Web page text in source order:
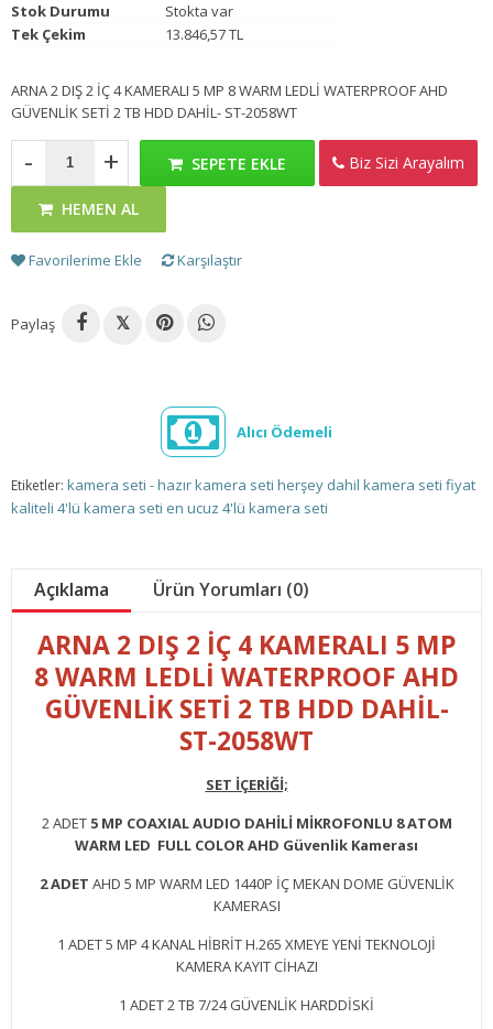
Stok Durumu
Stokta var
Tek Çekim
13.846,57 TL
ARNA 2 DIŞ 2 İÇ 4 KAMERALI 5 MP 8 WARM LEDLİ WATERPROOF AHD
GÜVENLİK SETİ 2 TB HDD DAHİL- ST-2058WT
- + SEPETE EKLE
HEMEN AL
Favorilerime Ekle Karşılaştır
Biz Sizi Arayalım
Paylaş 𝕏
Alıcı Ödemeli
Etiketler: kamera seti - hazır kamera seti herşey dahil kamera seti fiyat
kaliteli 4'lü kamera seti en ucuz 4'lü kamera seti
Açıklama Ürün Yorumları (0)
ARNA 2 DIŞ 2 İÇ 4 KAMERALI 5 MP
8 WARM LEDLİ WATERPROOF AHD
GÜVENLİK SETİ 2 TB HDD DAHİL-
ST-2058WT
SET İÇERİĞİ;
2 ADET 5 MP COAXIAL AUDIO DAHİLİ MİKROFONLU 8 ATOM
WARM LED FULL COLOR AHD Güvenlik Kamerası
2 ADET AHD 5 MP WARM LED 1440P İÇ MEKAN DOME GÜVENLİK
KAMERASI
1 ADET 5 MP 4 KANAL HİBRİT H.265 XMEYE YENİ TEKNOLOJİ
KAMERA KAYIT CİHAZI
1 ADET 2 TB 7/24 GÜVENLİK HARDDİSKİ